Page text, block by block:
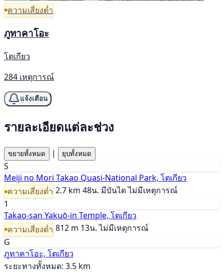
ความเสี่ยงต่ำ
ภูทาคาโอะ
โตเกียว
284 เหตุการณ์
แจ้งเตือน
รายละเอียดแต่ละช่วง
ขยายทั้งหมด | ยุบทั้งหมด
S
Meiji no Mori Takao Quasi-National Park, โตเกียว
ความเสี่ยงต่ำ 2.7 km 48น. มีบันไดไม่มีเหตุการณ์
1
Takao-san Yakuō-in Temple, โตเกียว
ความเสี่ยงต่ำ 812 m 13น. ไม่มีเหตุการณ์
G
ภูทาคาโอะ, โตเกียว
ระยะทางทั้งหมด: 3.5 km